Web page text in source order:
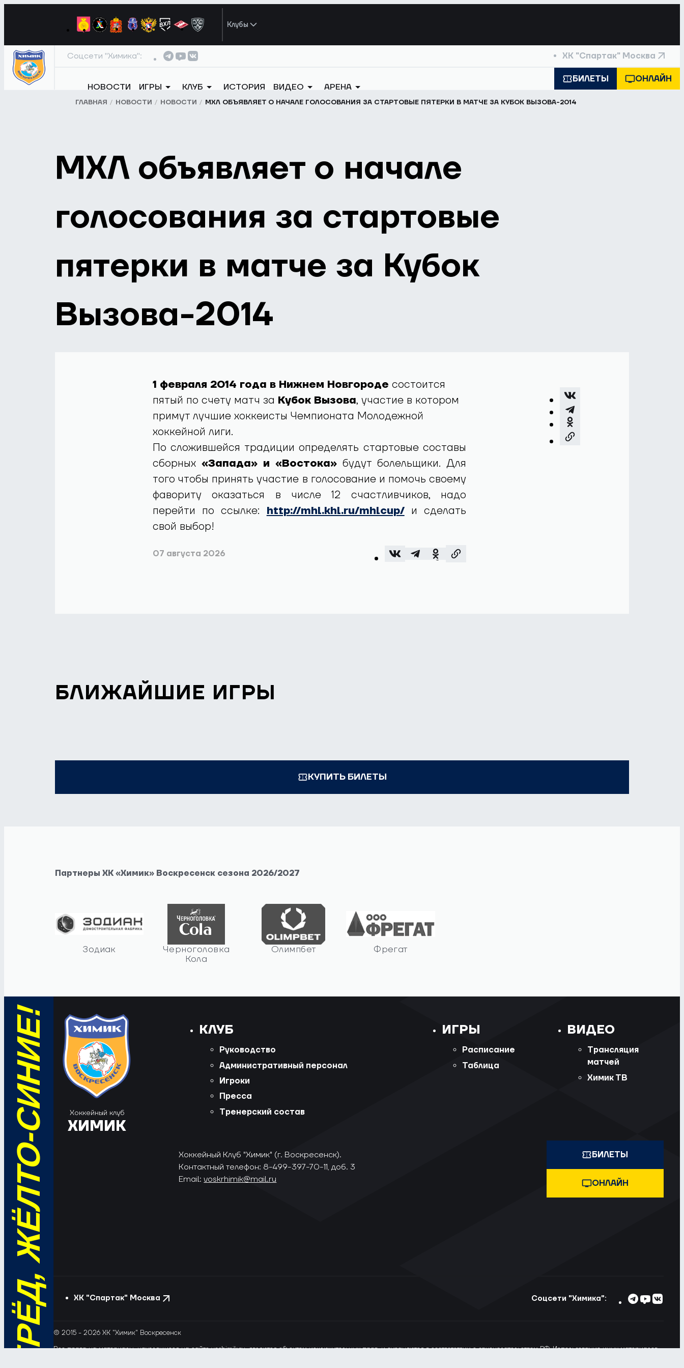
Клубы
Соцсети "Химика": ХК "Спартак" Москва
НОВОСТИ ИГРЫ КЛУБ ИСТОРИЯ ВИДЕО АРЕНА
БИЛЕТЫ ОНЛАЙН
ГЛАВНАЯ НОВОСТИ НОВОСТИ МХЛ ОБЪЯВЛЯЕТ О НАЧАЛЕ ГОЛОСОВАНИЯ ЗА СТАРТОВЫЕ ПЯТЕРКИ В МАТЧЕ ЗА КУБОК ВЫЗОВА-2014
МХЛ объявляет о начале
голосования за стартовые
пятерки в матче за Кубок
Вызова-2014
1 февраля 2014 года в Нижнем Новгороде состоится
пятый по счету матч за Кубок Вызова, участие в котором
примут лучшие хоккеисты Чемпионата Молодежной
хоккейной лиги.
По сложившейся традиции определять стартовые составы
сборных «Запада» и «Востока» будут болельщики. Для
того чтобы принять участие в голосование и помочь своему
фавориту оказаться в числе 12 счастливчиков, надо
перейти по ссылке: http://mhl.khl.ru/mhlcup/и сделать
свой выбор!
07 августа 2026
БЛИЖАЙШИЕ ИГРЫ
КУПИТЬ БИЛЕТЫ
Партнеры ХК «Химик» Воскресенск сезона 2026/2027
Зодиак
Черноголовка
Кола
Олимпбет Фрегат
ВПЕРЁД, ЖЁЛТО-СИНИЕ! Хоккейный клуб
ХИМИК
КЛУБ
Руководство
Административный персонал
Игроки
Пресса
Тренерский состав
ИГРЫ
Расписание
Таблица
ВИДЕО
Трансляция
матчей
Химик ТВ
Хоккейный Клуб "Химик" (г. Воскресенск).
Контактный телефон: 8-499-397-70-11, доб. 3
Email:voskrhimik@mail.ru
БИЛЕТЫ
ОНЛАЙН
ХК "Спартак" Москва Соцсети "Химика":
© 2015 - 2026 ХК "Химик" Воскресенск
Все права на материалы, находящиеся на сайте voshimik.ru, являются объектом исключительных прав, и охраняются в соответствии с законодательством РФ. Использование иных материалов